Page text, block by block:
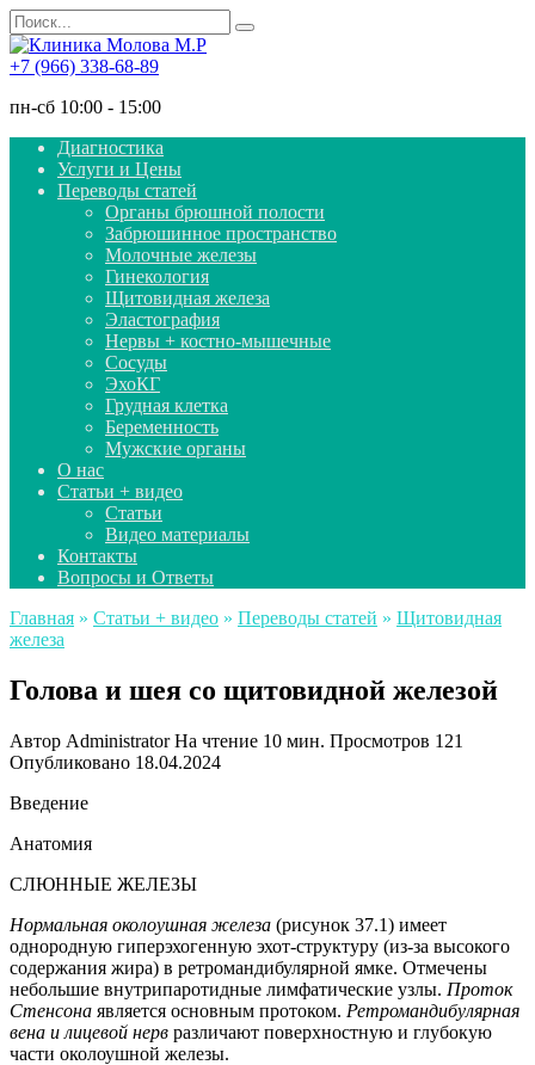
Перейти
к
содержанию
Search
for:
+7 (966) 338-68-89
пн-сб 10:00 - 15:00
Диагностика
Услуги и Цены
Переводы статей
Органы брюшной полости
Забрюшинное пространство
Молочные железы
Гинекология
Щитовидная железа
Эластография
Нервы + костно-мышечные
Сосуды
ЭхоКГ
Грудная клетка
Беременность
Мужские органы
О нас
Статьи + видео
Статьи
Видео материалы
Контакты
Вопросы и Ответы
Главная » Статьи + видео » Переводы статей » Щитовидная
железа
Голова и шея со щитовидной железой
Автор Administrator На чтение 10 мин. Просмотров 121
Опубликовано 18.04.2024
Введение
Анатомия
СЛЮННЫЕ ЖЕЛЕЗЫ
Нормальная околоушная железа (рисунок 37.1) имеет
однородную гиперэхогенную эхот-структуру (из-за высокого
содержания жира) в ретромандибулярной ямке. Отмечены
небольшие внутрипаротидные лимфатические узлы. Проток
Стенсона является основным протоком. Ретромандибулярная
вена и лицевой нерв различают поверхностную и глубокую
части околоушной железы.